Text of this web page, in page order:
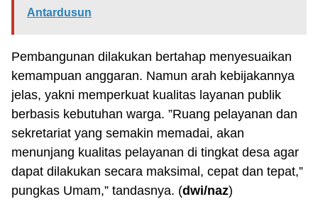
Antardusun
Pembangunan dilakukan bertahap menyesuaikan
kemampuan anggaran. Namun arah kebijakannya
jelas, yakni memperkuat kualitas layanan publik
berbasis kebutuhan warga. ”Ruang pelayanan dan
sekretariat yang semakin memadai, akan
menunjang kualitas pelayanan di tingkat desa agar
dapat dilakukan secara maksimal, cepat dan tepat,”
pungkas Umam,” tandasnya. (dwi/naz)